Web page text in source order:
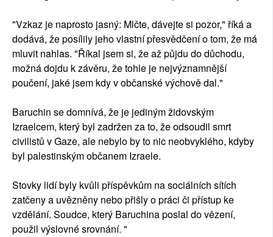
"Vzkaz je naprosto jasný: Mlčte, dávejte si pozor," říká a
dodává, že posílily jeho vlastní přesvědčení o tom, že má
mluvit nahlas. "Říkal jsem si, že až půjdu do důchodu,
možná dojdu k závěru, že tohle je nejvýznamnější
poučení, jaké jsem kdy v občanské výchově dal."
Baruchin se domnívá, že je jediným židovským
Izraelcem, který byl zadržen za to, že odsoudil smrt
civilistů v Gaze, ale nebylo by to nic neobvyklého, kdyby
byl palestinským občanem Izraele.
Stovky lidí byly kvůli příspěvkům na sociálních sítích
zatčeny a uvězněny nebo přišly o práci či přístup ke
vzdělání. Soudce, který Baruchina poslal do vězení,
použil výslovné srovnání. "